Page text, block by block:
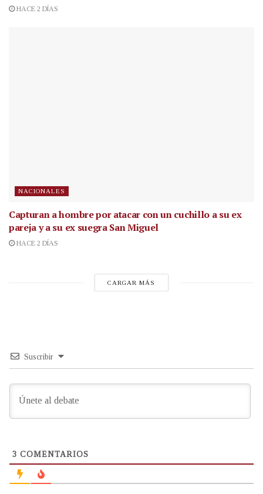
HACE 2 DÍAS
NACIONALES
Capturan a hombre por atacar con un cuchillo a su ex
pareja y a su ex suegra San Miguel
HACE 2 DÍAS
CARGAR MÁS
Suscribir
3 COMENTARIOS